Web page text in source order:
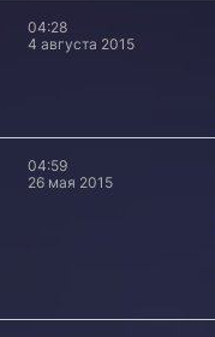
04:28
4 августа 2015
04:59
26 мая 2015